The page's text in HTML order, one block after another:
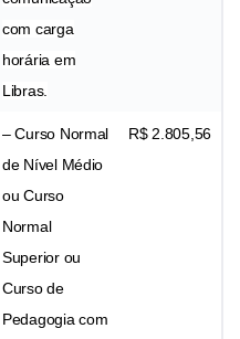
com carga
horária em
Libras.
– Curso Normal
de Nível Médio
ou Curso
Normal
Superior ou
Curso de
Pedagogia com
R$ 2.805,56